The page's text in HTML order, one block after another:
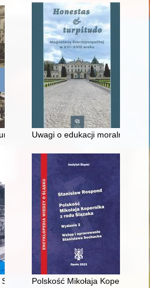
poligonu drawskiego od
Uwagi o edukacji moralnej
: prestiż finansowy i
Polskość Mikołaja Kopernika z